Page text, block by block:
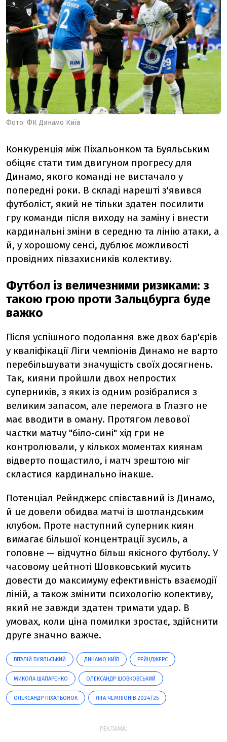
Фото: ФК Динамо Київ
Конкуренція між Піхальонком та Буяльським
обіцяє стати тим двигуном прогресу для
Динамо, якого команді не вистачало у
попередні роки. В складі нарешті з'явився
футболіст, який не тільки здатен посилити
гру команди після виходу на заміну і внести
кардинальні зміни в середню та лінію атаки, а
й, у хорошому сенсі, дублює можливості
провідних півзахисників колективу.
Футбол із величезними ризиками: з
такою грою проти Зальцбурга буде
важко
Після успішного подолання вже двох бар'єрів
у кваліфікації Ліги чемпіонів Динамо не варто
перебільшувати значущість своїх досягнень.
Так, кияни пройшли двох непростих
суперників, з яких із одним розібралися з
великим запасом, але перемога в Глазго не
має вводити в оману. Протягом левової
частки матчу "біло-сині" хід гри не
контролювали, у кількох моментах киянам
відверто пощастило, і матч зрештою міг
скластися кардинально інакше.
Потенціал Рейнджерс співставний із Динамо,
й це довели обидва матчі із шотландським
клубом. Проте наступний суперник киян
вимагає більшої концентрації зусиль, а
головне — відчутно більш якісного футболу. У
часовому цейтноті Шовковський мусить
довести до максимуму ефективність взаємодії
ліній, а також змінити психологію колективу,
який не завжди здатен тримати удар. В
умовах, коли ціна помилки зростає, здійснити
друге значно важче.
ВІТАЛІЙ БУЯЛЬСЬКИЙ ДИНАМО КИЇВ РЕЙНДЖЕРС
МИКОЛА ШАПАРЕНКО ОЛЕКСАНДР ШОВКОВСЬКИЙ
ОЛЕКСАНДР ПІХАЛЬОНОК ЛІГА ЧЕМПІОНІВ-2024/25
РЕКЛАМА: